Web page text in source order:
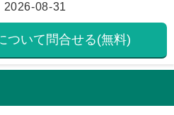
2026-08-31
ついて問合せる(無料)